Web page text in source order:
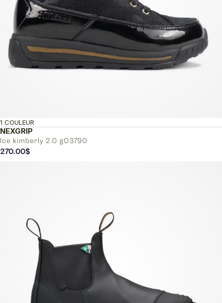
NEXGRIP
Ice kimberly 2.0 g03790
1 COULEUR
270.00$